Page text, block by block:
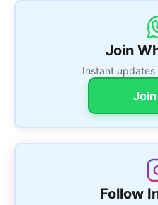
Join
Instant
Follow